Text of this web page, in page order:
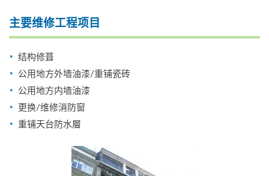
主要维修工程项目
结构修葺
公用地方外墙油漆/重铺瓷砖
公用地方内墙油漆
更换/维修消防窗
重铺天台防水層